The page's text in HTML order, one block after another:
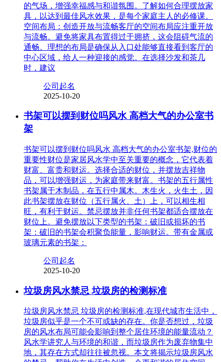
的气场，增强幸福感与和谐氛围。了解如何合理摆放家
具，以达到最佳风水效果，是每个家庭主人的必修课。
空间布局：创造开放与流畅客厅的空间布局应注重开放
与流畅。避免将家具布置得过于拥挤，这会阻碍气流的
通畅。理想的布局是确保从入口处能够直接看到客厅的
中心区域，给人一种迎接的感觉。在选择沙发和茶几
时，建议
公司起名
2025-10-20
书架可以摆到财位吗风水 高档大气的办公室书
架
书架可以摆到财位吗风水 高档大气的办公室书架,财位的
重要性财位是家居风水学中至关重要的概念，它代表着
财富、富贵和财运。选择合适的财位，并摆放吉祥物
品，可以增强财运，为家庭带来财富。书架的五行属性
书架属于木制品，在五行中属木。木生火，火生土，因
此书架摆放在财位（五行属火、土）上，可以相生相
旺，有利于财运。禁忌摆放并非任何书架都适合摆放在
财位上。避免摆放以下类型的书架：破旧或损坏的书
架：破旧的书架会积聚负能量，影响财运。带有金属或
玻璃元素的书架：
公司起名
2025-10-20
垃圾房风水禁忌 垃圾房的检测标准
垃圾房风水禁忌 垃圾房的检测标准,在现代城市生活中，
垃圾房似乎是一个不可或缺的存在。你是否想过，垃圾
房的风水布局可能会影响到整个居住环境的能量流动？
风水学讲究人与环境的和谐，而垃圾房作为废弃物集中
地，其存在方式却往往被忽视。本文将揭示垃圾房风水